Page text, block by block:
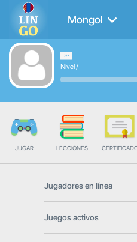
Mongol
Nivel/
JUGAR LECCIONES
Jugadores en línea
Juegos activos